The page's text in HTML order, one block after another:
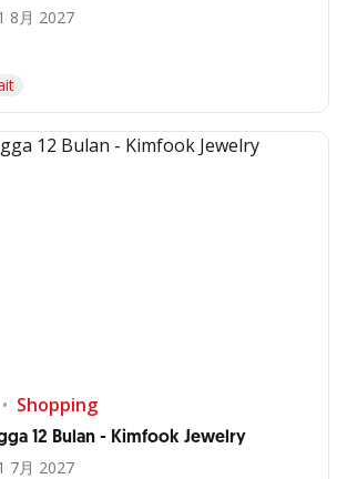
8月 2027
Shopping
12 Bulan - Kimfook Jewelry
7月 2027